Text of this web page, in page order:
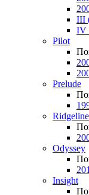
III
IV
Pilot
Prelude
Ridgeline
Odyssey
Insight